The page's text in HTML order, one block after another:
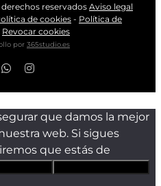
reservados Aviso legal
de cookies - Política de
Revocar cookies
por 365studio.es
WhatsAppInstagram
que damos la mejor
web. Si sigues
que estás de